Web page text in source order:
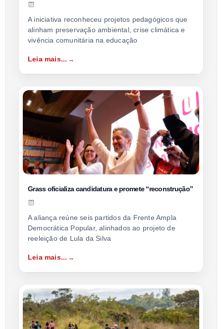
A iniciativa reconheceu projetos pedagógicos que
alinham preservação ambiental, crise climática e
vivência comunitária na educação
Leia mais...
Grass oficializa candidatura e promete “reconstrução”
A aliança reúne seis partidos da Frente Ampla
Democrática Popular, alinhados ao projeto de
reeleição de Lula da Silva
Leia mais...